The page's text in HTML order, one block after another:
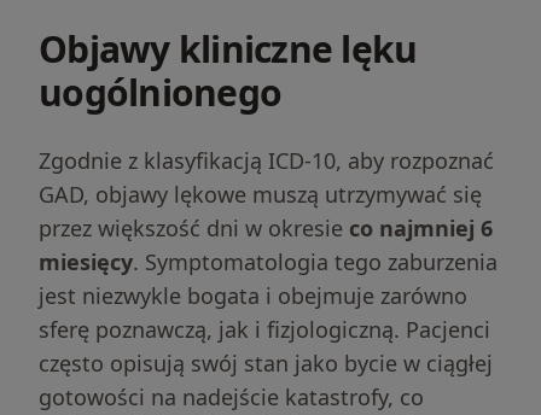
Objawy kliniczne lęku
uogólnionego
Zgodnie z klasyfikacją ICD-10, aby rozpoznać
GAD, objawy lękowe muszą utrzymywać się
przez większość dni w okresie co najmniej 6
miesięcy. Symptomatologia tego zaburzenia
jest niezwykle bogata i obejmuje zarówno
sferę poznawczą, jak i fizjologiczną. Pacjenci
często opisują swój stan jako bycie w ciągłej
gotowości na nadejście katastrofy, co